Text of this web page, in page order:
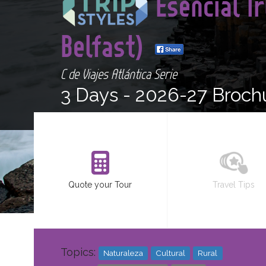
Belfast)
C de Viajes Atlántica Serie
3 Days - 2026-27
Quote your Tour Travel Tips
Topics: Naturaleza Cultural Rural